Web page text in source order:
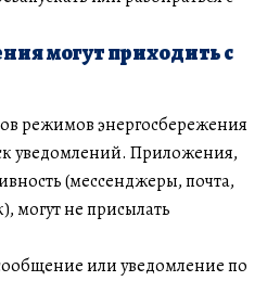
могут приходить с
режимов энергосбережения
уведомлений. Приложения,
(мессенджеры, почта,
могут не присылать
или уведомление по